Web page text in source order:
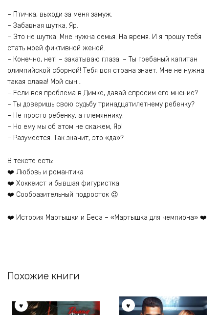
– Птичка, выходи за меня замуж.
– Забавная шутка, Яр.
– Это не шутка. Мне нужна семья. На время. И я прошу тебя
стать моей фиктивной женой.
– Конечно, нет! – закатываю глаза. – Ты гребаный капитан
олимпийской сборной! Тебя вся страна знает. Мне не нужна
такая слава! Мой сын…
– Если вся проблема в Димке, давай спросим его мнение?
– Ты доверишь свою судьбу тринадцатилетнему ребенку?
– Не просто ребенку, а племяннику.
– Но ему мы об этом не скажем, Яр!
– Разумеется. Так значит, это «да»?
В тексте есть:
❤️ Любовь и романтика
❤️ Хоккеист и бывшая фигуристка
❤️ Сообразительный подросток 😉
❤️ История Мартышки и Беса – «Мартышка для чемпиона» ❤️
Похожие книги